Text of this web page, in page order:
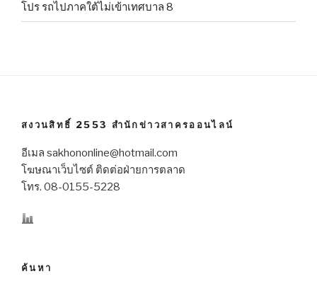
โปร รถไปภาคใต้ไม่เข้าเทศบาล 8
สงวนสิทธิ์ 2553 สำนักข่าวสาครออนไลน์
อีเมล sakhononline@hotmail.com
โฆษณาเว็บไซต์ ติดต่อฝ่ายการตลาด
โทร. 08-0155-5228
ค้นหา